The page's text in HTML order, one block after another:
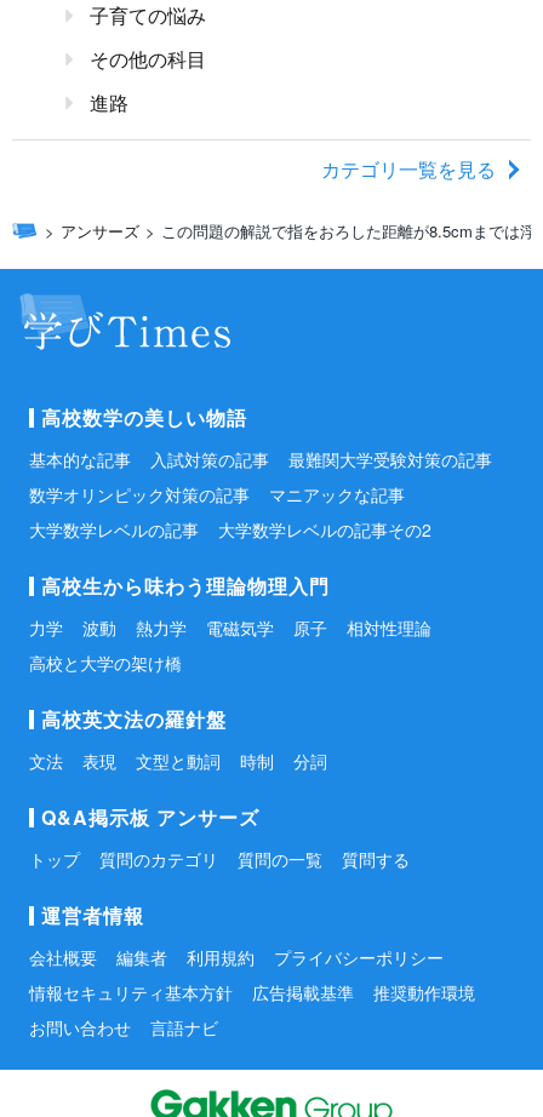
子育ての悩み
その他の科目
進路
カテゴリ一覧を見る
アンサーズ この問題の解説で指をおろした距離が8.5cmまでは
高校数学の美しい物語
基本的な記事 入試対策の記事
最難関大学受験対策の記事
数学オリンピック対策の記事
マニアックな記事
大学数学レベルの記事
大学数学レベルの記事その2
高校生から味わう理論物理入門
力学 波動 熱力学 電磁気学 原子
相対性理論
高校と大学の架け橋
高校英文法の羅針盤
文法 表現 文型と動詞 時制 分詞
Q&A掲示板 アンサーズ
トップ 質問のカテゴリ 質問の一覧 質問する
運営者情報
会社概要 編集者 利用規約
プライバシーポリシー
情報セキュリティ基本方針
広告掲載基準
推奨動作環境
お問い合わせ
言語ナビ